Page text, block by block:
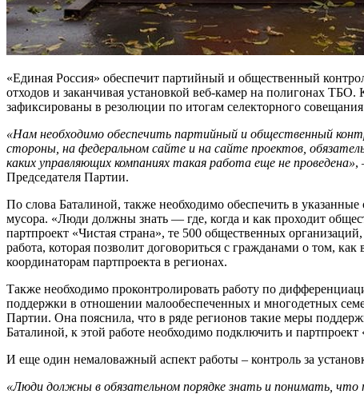
«Единая Россия» обеспечит партийный и общественный
отходов и заканчивая установкой веб-камер на полигонах
зафиксированы в резолюции по итогам селекторного совещания
«Нам необходимо обеспечить партийный и общественный
стороны, на федеральном сайте и на сайте проектов,
каких управляющих компаниях такая работа еще не проведена»,
Председателя Партии.
По слова Баталиной, также необходимо обеспечить в
мусора. «Люди должны знать — где, когда и как проходит
партпроект «Чистая страна», те 500 общественных
работа, которая позволит договориться с гражданами о том,
координаторам партпроекта в регионах.
Также необходимо проконтролировать работу по
поддержки в отношении малообеспеченных и многодетных
Партии. Она пояснила, что в ряде регионов такие меры
Баталиной, к этой работе необходимо подключить и партпроект
И еще один немаловажный аспект работы – контроль за
«Люди должны в обязательном порядке знать и понимать, что